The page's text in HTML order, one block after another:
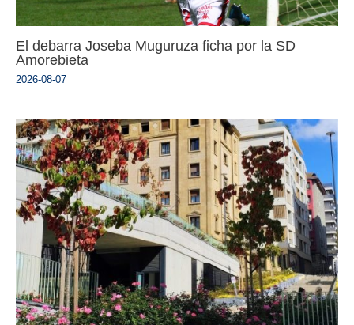
El debarra Joseba Muguruza ficha por la SD
Amorebieta
2026-08-07